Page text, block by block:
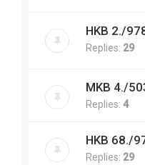
HKB 2./
Replies: 29
MKB 4./
Replies: 4
HKB 68./
Replies: 29